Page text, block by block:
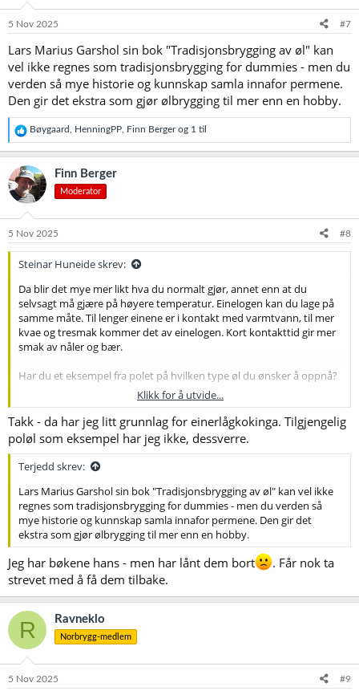
e
:
5 Nov 2025 #7
Lars Marius Garshol sin bok "Tradisjonsbrygging av øl" kan
vel ikke regnes som tradisjonsbrygging for dummies - men du
verden så mye historie og kunnskap samla innafor permene.
Den gir det ekstra som gjør ølbrygging til mer enn en hobby.
R
e
a
k
s
j
o
e
Bøygaard HenningPP Finn Bergerog 1 til
Finn Berger
Moderator
5 Nov 2025 #8
Steinar Huneide skrev:
Da blir det mye mer likt hva du normalt gjør, annet enn at du
selvsagt må gjære på høyere temperatur. Einelogen kan du lage på
samme måte. Til lenger einene er i kontakt med varmtvann, til mer
kvae og tresmak kommer det av einelogen. Kort kontakttid gir mer
smak av nåler og bær.
Har du et eksempel fra polet på hvilken type øl du ønsker å oppnå?
Fant en gammel tråd med en som beskriver sin prosess her:
https://forum.norbrygg.no/threads/tradisjonel-heimabrygging-pa-
voss.30587/
Klikk for å utvide...
Takk - da har jeg litt grunnlag for einerlågkokinga. Tilgjengelig
poløl som eksempel har jeg ikke, dessverre.
Terjedd skrev:
Lars Marius Garshol sin bok "Tradisjonsbrygging av øl" kan vel ikke
regnes som tradisjonsbrygging for dummies - men du verden så
mye historie og kunnskap samla innafor permene. Den gir det
ekstra som gjør ølbrygging til mer enn en hobby.
Jeg har bøkene hans - men har lånt dem bort
. Får nok ta
strevet med å få dem tilbake.
R Ravneklo
Norbrygg-medlem
5 Nov 2025 #9